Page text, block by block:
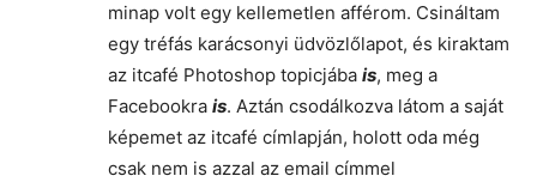
minap volt egy kellemetlen afférom. Csináltam
egy tréfás karácsonyi üdvözlőlapot, és kiraktam
az itcafé Photoshop topicjába is, meg a
Facebookra is. Aztán csodálkozva látom a saját
képemet az itcafé címlapján, holott oda még
csak nem is azzal az email címmel